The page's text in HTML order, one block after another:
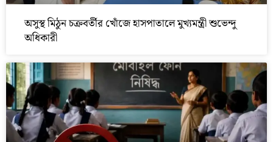
অসুস্থ মিঠুন চক্রবর্তীর খোঁজে হাসপাতালে মুখ্যমন্ত্রী শুভেন্দু
অধিকারী